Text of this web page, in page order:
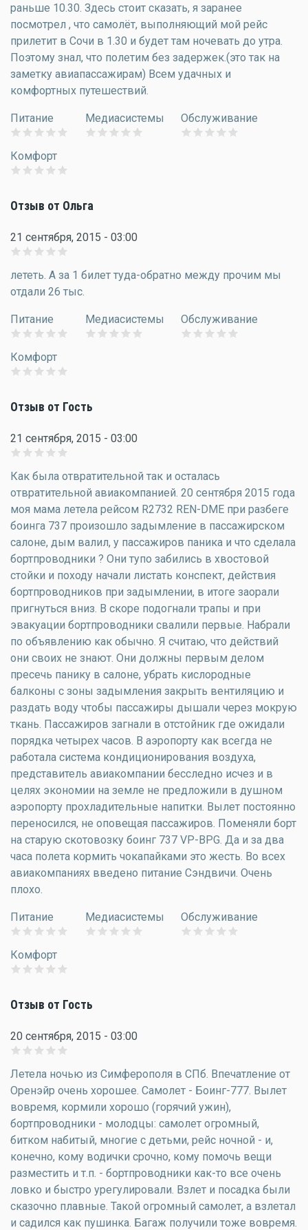
раньше 10.30. Здесь стоит сказать, я заранее
посмотрел , что самолёт, выполняющий мой рейс
прилетит в Сочи в 1.30 и будет там ночевать до утра.
Поэтому знал, что полетим без задержек.(это так на
заметку авиапассажирам) Всем удачных и
комфортных путешествий.
Питание Медиасистемы Обслуживание
Комфорт
Отзыв от Ольга
21 сентября, 2015 - 03:00
лететь. А за 1 билет туда-обратно между прочим мы
отдали 26 тыс.
Питание Медиасистемы Обслуживание
Комфорт
Отзыв от Гость
21 сентября, 2015 - 03:00
Как была отвратительной так и осталась
отвратительной авиакомпанией. 20 сентября 2015 года
моя мама летела рейсом R2732 REN-DME при разбеге
боинга 737 произошло задымление в пассажирском
салоне, дым валил, у пассажиров паника и что сделала
бортпроводники ? Они тупо забились в хвостовой
стойки и походу начали листать конспект, действия
бортпроводников при задымлении, в итоге заорали
пригнуться вниз. В скоре подогнали трапы и при
эвакуации бортпроводники свалили первые. Набрали
по объявлению как обычно. Я считаю, что действий
они своих не знают. Они должны первым делом
пресечь панику в салоне, убрать кислородные
балконы с зоны задымления закрыть вентиляцию и
раздать воду чтобы пассажиры дышали через мокрую
ткань. Пассажиров загнали в отстойник где ожидали
порядка четырех часов. В аэропорту как всегда не
работала система кондиционирования воздуха,
представитель авиакомпании бесследно исчез и в
целях экономии на земле не предложили в душном
аэропорту прохладительные напитки. Вылет постоянно
переносился, не оповещая пассажиров. Поменяли борт
на старую скотовозку боинг 737 VP-BPG. Да и за два
часа полета кормить чокапайками это жесть. Во всех
авиакомпаниях введено питание Сэндвичи. Очень
плохо.
Питание Медиасистемы Обслуживание
Комфорт
Отзыв от Гость
20 сентября, 2015 - 03:00
Летела ночью из Симферополя в СПб. Впечатление от
Оренэйр очень хорошее. Самолет - Боинг-777. Вылет
вовремя, кормили хорошо (горячий ужин),
бортпроводники - молодцы: самолет огромный,
битком набитый, многие с детьми, рейс ночной - и,
конечно, кому водички срочно, кому помочь вещи
разместить и т.п. - бортпроводники как-то все очень
ловко и быстро урегулировали. Взлет и посадка были
сказочно плавные. Такой огромный самолет, а взлетал
и садился как пушинка. Багаж получили тоже вовремя.